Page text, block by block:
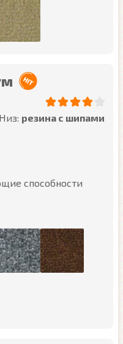
Низ: резина с шипами
способности